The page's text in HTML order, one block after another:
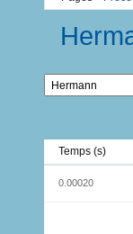
Temps (s)
0.00020